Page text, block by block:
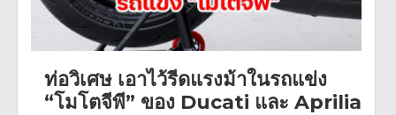
ท่อวิเศษ เอาไว้รีดแรงม้าในรถแข่ง
“โมโตจีพี” ของ Ducati และ Aprilia